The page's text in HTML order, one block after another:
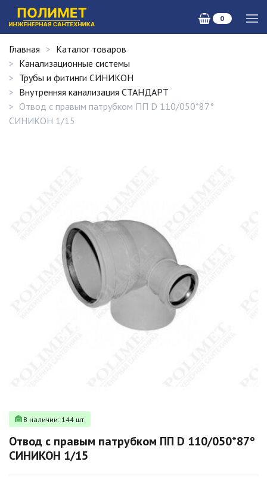
0
Главная
Каталог товаров
Канализационные системы
Трубы и фитинги СИНИКОН
Внутренняя канализация СТАНДАРТ
Отвод с правым патрубком ПП D 110/050*87°
СИНИКОН 1/15
В наличии: 144 шт.
Отвод с правым патрубком ПП D 110/050*87°
СИНИКОН 1/15